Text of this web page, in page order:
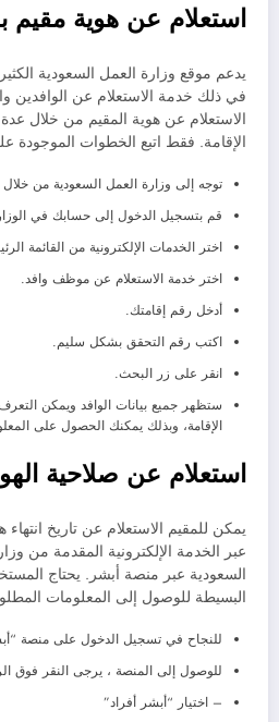
استعلام عن هوية مقيم
يدعم موقع وزارة العمل السعودية
في ذلك خدمة الاستعلام عن الوافدين
الاستعلام عن هوية المقيم من خلال
الإقامة. فقط اتبع الخطوات الموجودة
توجه إلى وزارة العمل السعودية من خلال
قم بتسجيل الدخول إلى حسابك في
اختر الخدمات الإلكترونية من القائمة
اختر خدمة الاستعلام عن موظف وافد.
أدخل رقم إقامتك.
اكتب رقم التحقق بشكل سليم.
انقر على زر البحث.
ستظهر جميع بيانات الوافد ويمكن
الإقامة، وبذلك يمكنك الحصول على
استعلام عن صلاحية
يمكن للمقيم الاستعلام عن تاريخ
عبر الخدمة الإلكترونية المقدمة من
السعودية عبر منصة أبشر. يحتاج
البسيطة للوصول إلى المعلومات
للنجاح في تسجيل الدخول على منصة
للوصول إلى المنصة ، يرجى النقر فوق
– اختيار “أبشر أفراد”